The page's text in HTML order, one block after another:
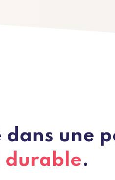
dans une
durable.